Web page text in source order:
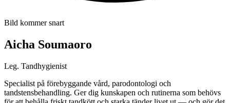
Bild kommer snart
Aicha Soumaoro
Leg. Tandhygienist
Specialist på förebyggande vård, parodontologi och
tandstensbehandling. Ger dig kunskapen och rutinerna som behövs